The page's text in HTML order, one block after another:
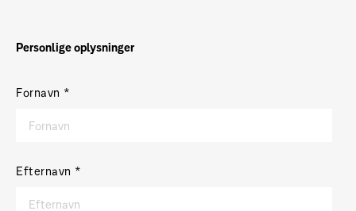
Personlige oplysninger
Fornavn *
Efternavn *